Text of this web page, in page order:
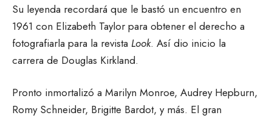
Su leyenda recordará que le bastó un encuentro en
1961 con Elizabeth Taylor para obtener el derecho a
fotografiarla para la revista Look. Así dio inicio la
carrera de Douglas Kirkland.
Pronto inmortalizó a Marilyn Monroe, Audrey Hepburn,
Romy Schneider, Brigitte Bardot, y más. El gran